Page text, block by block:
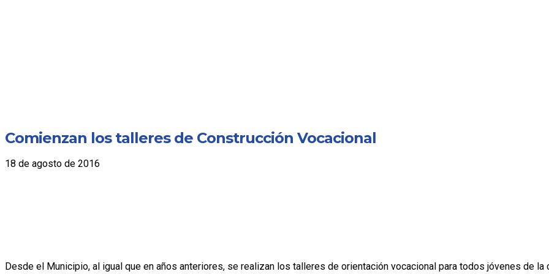
Comienzan los talleres de Construcción Vocacional
18 de agosto de 2016
Desde el Municipio, al igual que en años anteriores, se realizan los talleres de orientación vocacional para todos jóvenes de la